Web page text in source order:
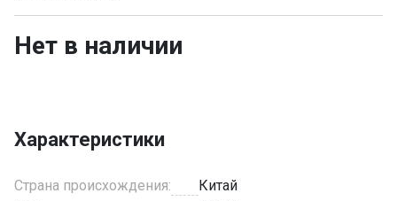
Нет в наличии
Характеристики
Страна происхождения:
Китай